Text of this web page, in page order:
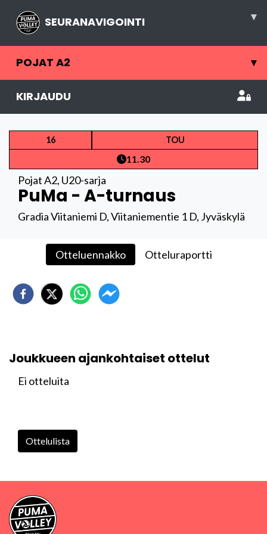
SEURANAVIGOINTI ▾
POJAT A2 ▾
KIRJAUDU
16 TOU
11.30
Pojat A2, U20-sarja
PuMa - A-turnaus
Gradia Viitaniemi D, Viitaniementie 1 D, Jyväskylä
Otteluennakko Otteluraportti
Joukkueen ajankohtaiset ottelut
Ei otteluita
Ottelulista